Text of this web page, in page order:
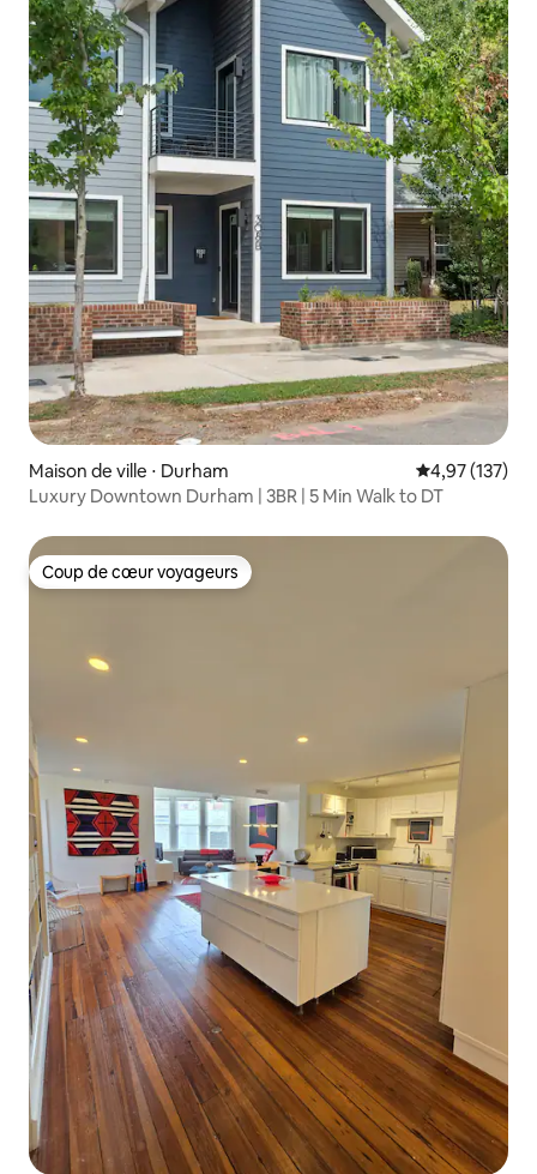
Maison de ville ⋅ Durham Évaluation
4,97 (137)
Luxury Downtown Durham | 3BR | 5 Min Walk to DT
Coup de cœur voyageurs
Coup de cœur voyageurs